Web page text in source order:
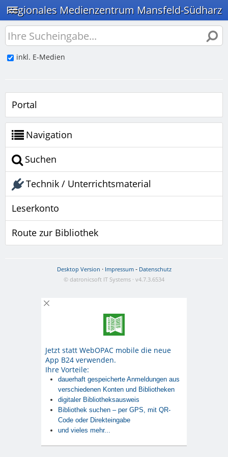
Regionales Medienzentrum Mansfeld-Südharz
inkl. E-Medien
Portal
Navigation
Suchen
Technik / Unterrichtsmaterial
Leserkonto
Route zur Bibliothek
Desktop Version · Impressum- Datenschutz
© datronicsoft IT Systems · v4.7.3.6534
Jetzt statt WebOPAC mobile die neue
App B24 verwenden.
Ihre Vorteile:
dauerhaft gespeicherte Anmeldungen aus
verschiedenen Konten und Bibliotheken
digitaler Bibliotheksausweis
Bibliothek suchen – per GPS, mit QR-
Code oder Direkteingabe
und vieles mehr...